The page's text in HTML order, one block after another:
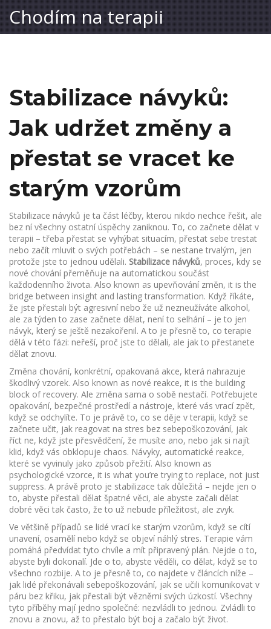
Chodím na terapii
Stabilizace návyků:
Jak udržet změny a
přestat se vracet ke
starým vzorům
Stabilizace návyků je ta část léčby, kterou nikdo nechce řešit, ale
bez ní všechny ostatní úspěchy zaniknou. To, co začnete dělat v
terapii – třeba přestat se vyhýbat situacím, přestat sebe trestat
nebo začít mluvit o svých potřebách – se nestane trvalým, jen
protože jste to jednou udělali. Stabilizace návyků, proces, kdy se
nové chování přeměňuje na automatickou součást
každodenního života. Also known as upevňování změn, it is the
bridge between insight and lasting transformation. Když říkáte,
že jste přestali být agresivní nebo že už nezneužíváte alkohol,
ale za týden to zase začnete dělat, není to selhání – je to jen
návyk, který se ještě nezakořenil. A to je přesně to, co terapie
dělá v této fázi: neřeší, proč jste to dělali, ale jak to přestanete
dělat znovu.
Změna chování, konkrétní, opakovaná akce, která nahrazuje
škodlivý vzorek. Also known as nové reakce, it is the building
block of recovery. Ale změna sama o sobě nestačí. Potřebujete
opakování, bezpečné prostředí a nástroje, které vás vrací zpět,
když se odchylíte. To je právě to, co se děje v terapii, když se
začnete učit, jak reagovat na stres bez sebepoškozování, jak
říct ne, když jste přesvědčení, že musíte ano, nebo jak si najít
klid, když vás obklopuje chaos. Návyky, automatické reakce,
které se vyvinuly jako způsob přežití. Also known as
psychologické vzorce, it is what you’re trying to replace, not just
suppress. A právě proto je stabilizace tak důležitá – nejde jen o
to, abyste přestali dělat špatné věci, ale abyste začali dělat
dobré věci tak často, že to už nebude příležitost, ale zvyk.
Ve většině případů se lidé vrací ke starým vzorům, když se cítí
unavení, osamělí nebo když se objeví náhlý stres. Terapie vám
pomáhá předvídat tyto chvíle a mít připravený plán. Nejde o to,
abyste byli dokonalí. Jde o to, abyste věděli, co dělat, když se to
všechno rozbije. A to je přesně to, co najdete v článcích níže –
jak lidé překonávali sebepoškozování, jak se učili komunikovat v
páru bez křiku, jak přestali být vězněmi svých úzkostí. Všechny
tyto příběhy mají jedno společné: nezvládli to jednou. Zvládli to
znovu a znovu, až to přestalo být boj a začalo být život.